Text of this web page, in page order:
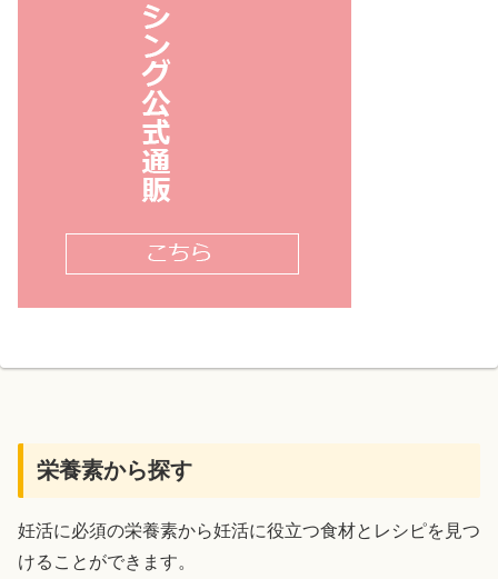
栄養素から探す
妊活に必須の栄養素から妊活に役立つ食材とレシピを見つ
けることができます。